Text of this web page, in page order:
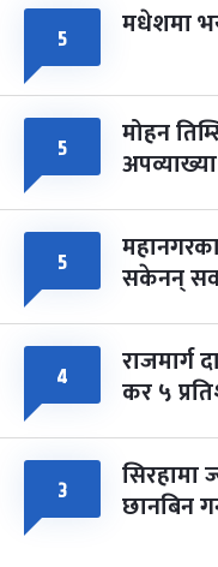
५ मधेशमा
५ मोहन
५ सकेनन्
४ राजमार्ग
कर ५
३ सिरहामा
छानबिन